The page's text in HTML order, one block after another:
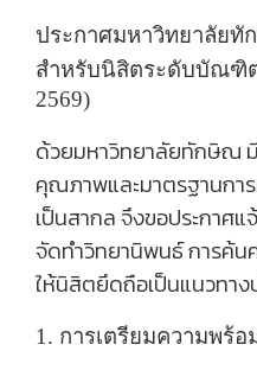
ประกาศมหาวิทยาลัยทั
สำหรับนิสิตระดับบัณฑิ
2569)
ด้วยมหาวิทยาลัยทักษิณ
คุณภาพและมาตรฐานกา
เป็นสากล จึงขอประกาศ
จัดทำวิทยานิพนธ์ การค้น
ให้นิสิตยึดถือเป็นแนวทา
1. การเตรียมความพร้